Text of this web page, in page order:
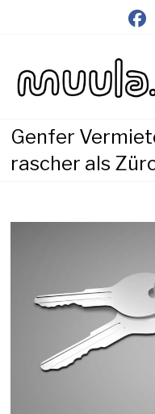
Genfer
rascher als